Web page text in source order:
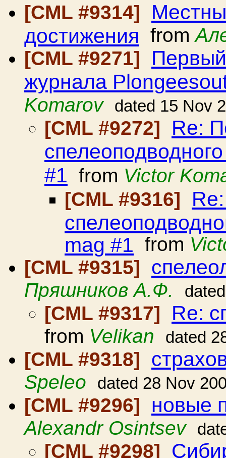
[CML #9314]
достижения from
[CML #9271]
журнала
Komarov dated 15 Nov
[CML #9272]
Re:
#1 from Victor
[CML #9316]
mag #1
from
[CML #9315]
Пряшников А.Ф.
[CML #9317] Re:
from Velikan dated
[CML #9318]
Speleo dated 28 Nov
[CML #9296] новые
Alexandr Osintsev
[CML #9298]